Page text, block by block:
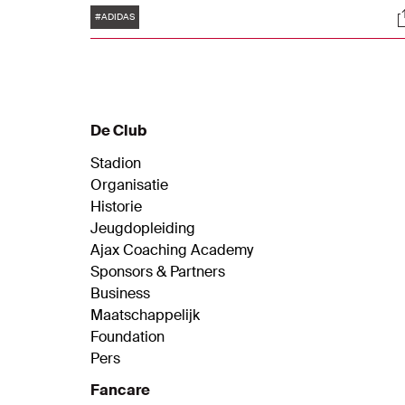
kleur die sinds de invoering van de twee en
later drie gouden kampioenssterren al
Tags
#ADIDAS
De Club
Stadion
Organisatie
Historie
Jeugdopleiding
Ajax Coaching Academy
Sponsors & Partners
Business
Maatschappelijk
Foundation
Pers
Fancare